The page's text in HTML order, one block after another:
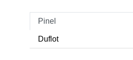
Pinel
Duflot